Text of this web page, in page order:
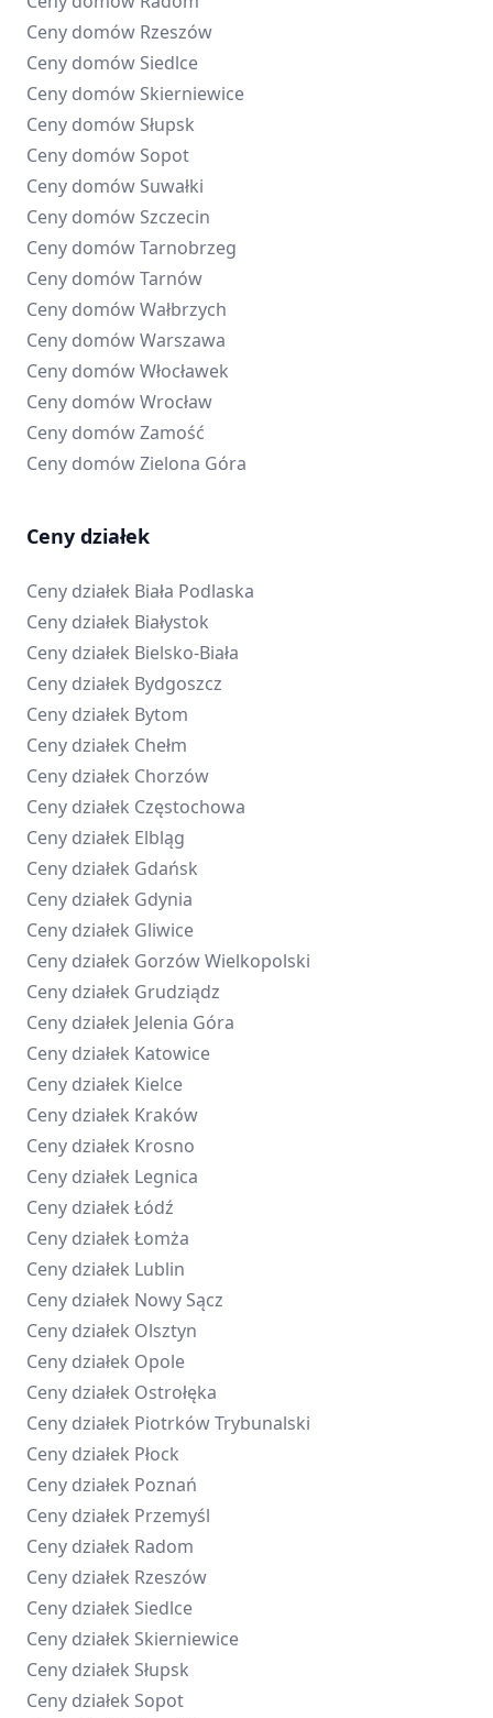
Ceny domów Rzeszów
Ceny domów Siedlce
Ceny domów Skierniewice
Ceny domów Słupsk
Ceny domów Sopot
Ceny domów Suwałki
Ceny domów Szczecin
Ceny domówTarnobrzeg
Ceny domówTarnów
Ceny domówWałbrzych
Ceny domówWarszawa
Ceny domówWłocławek
Ceny domówWrocław
Ceny domówZamość
Ceny domówZielona Góra
Ceny działek
Ceny działek Biała Podlaska
Ceny działek Białystok
Ceny działek Bielsko-Biała
Ceny działek Bydgoszcz
Ceny działek Bytom
Ceny działek Chełm
Ceny działek Chorzów
Ceny działek Częstochowa
Ceny działek Elbląg
Ceny działek Gdańsk
Ceny działek Gdynia
Ceny działek Gliwice
Ceny działek Gorzów Wielkopolski
Ceny działek Grudziądz
Ceny działek Jelenia Góra
Ceny działek Katowice
Ceny działek Kielce
Ceny działek Kraków
Ceny działek Krosno
Ceny działek Legnica
Ceny działek Łódź
Ceny działek Łomża
Ceny działek Lublin
Ceny działek Nowy Sącz
Ceny działek Olsztyn
Ceny działek Opole
Ceny działek Ostrołęka
Ceny działek Piotrków Trybunalski
Ceny działek Płock
Ceny działek Poznań
Ceny działek Przemyśl
Ceny działek Radom
Ceny działek Rzeszów
Ceny działek Siedlce
Ceny działek Skierniewice
Ceny działek Słupsk
Ceny działek Sopot